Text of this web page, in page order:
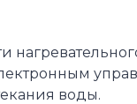
воды.